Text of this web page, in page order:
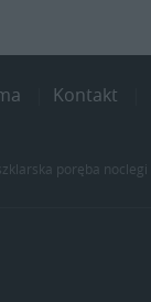
Kontakt
poręba noclegi